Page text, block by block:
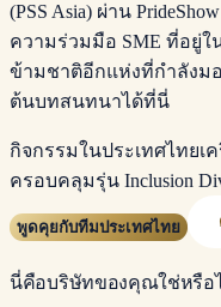
(PSS Asia) ผ่าน
ความร่วมมือ SME ที่อยู่
ข้ามชาติอีกแห่งที่กำลังม
ต้นบทสนทนาได้ที่นี่
กิจกรรมในประเทศไทยเ
ครอบคลุมรุ่น Inclusion
พูดคุยกับทีมประเทศไทย
นี่คือบริษัทของคุณใช่หรือ